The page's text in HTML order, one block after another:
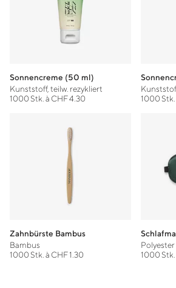
Sonnencreme (50 ml)
Kunststoff, teilw. rezykliert
1000 Stk. à CHF 4.30
1000
Zahnbürste Bambus
Bambus
1000 Stk. à CHF 1.30
Polyester
1000